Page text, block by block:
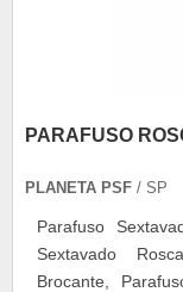
PARAFUSO
PLANETA PSF / SP
Parafuso
Sextavado
Brocante,